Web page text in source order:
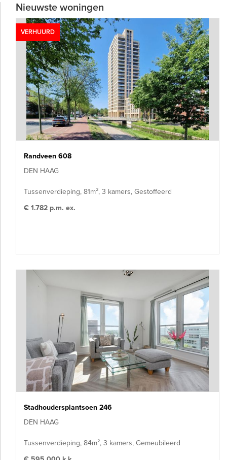
Nieuwste woningen
VERHUURD
Randveen 608
DEN HAAG
Tussenverdieping, 81m², 3 kamers, Gestoffeerd
€ 1.782 p.m. ex.
Stadhoudersplantsoen 246
DEN HAAG
Tussenverdieping, 84m², 3 kamers, Gemeubileerd